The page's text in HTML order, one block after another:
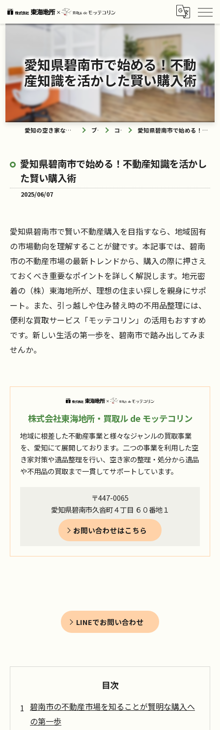
愛知県碧南市で始める！不動
産知識を活かした賢い購入術
愛知の空き家なら買取ル de モッテコリン ブログ コラム 愛知県碧南市で始める！不動産知識を活かした賢い購入術
愛知県碧南市で始める！不動産知識を活かし
た賢い購入術
2025/06/07
愛知県碧南市で賢い不動産購入を目指すなら、地域固有
の市場動向を理解することが鍵です。本記事では、碧南
市の不動産市場の最新トレンドから、購入の際に押さえ
ておくべき重要なポイントを詳しく解説します。地元密
着の（株）東海地所が、理想の住まい探しを親身にサポ
ート。また、引っ越しや住み替え時の不用品整理には、
便利な買取サービス「モッテコリン」の活用もおすすめ
です。新しい生活の第一歩を、碧南市で踏み出してみま
せんか。
株式会社東海地所・買取ル de モッテコリン
地域に根差した不動産事業と様々なジャンルの買取事業
を、愛知にて展開しております。二つの事業を利用した空
き家対策や遺品整理を行い、空き家の整理・処分から遺品
や不用品の買取まで一貫してサポートしています。
〒447-0065
愛知県碧南市久沓町４丁目 ６０番地１
お問い合わせはこちら
LINEでお問い合わせ
目次
碧南市の不動産市場を知ることが賢明な購入へ
の第一歩